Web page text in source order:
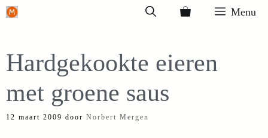
Ga
inhoud
Menu
Hardgekookte eieren
met groene saus
12 maart 2009 door Norbert Mergen